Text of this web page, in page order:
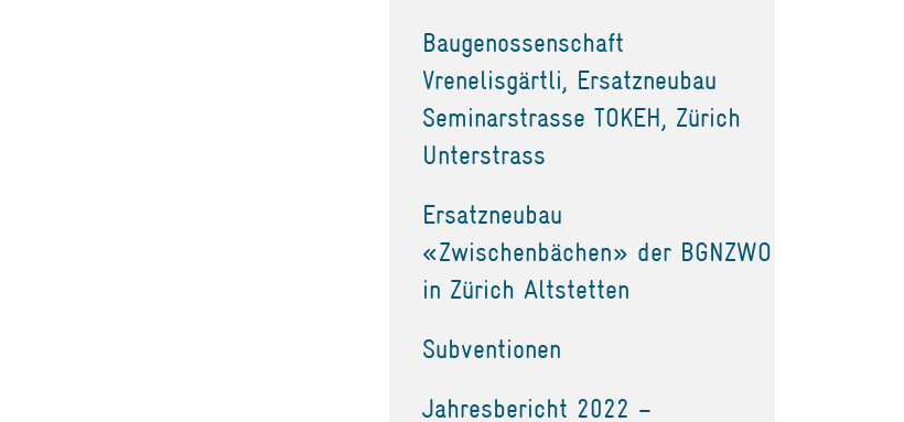
Baugenossenschaft
Vrenelisgärtli, Ersatzneubau
Seminarstrasse TOKEH, Zürich
Unterstrass
Ersatzneubau
«Zwischenbächen» der BGNZWO
in Zürich Altstetten
Subventionen
Jahresbericht 2022 –